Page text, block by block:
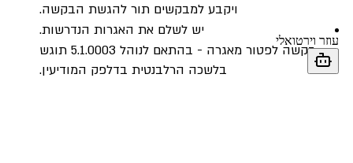
ויקבע למבקשים תור להגשת הבקשה.
יש לשלם את האגרות הנדרשות.
בקשה לפטור מאגרה - בהתאם לנוהל 5.1.0003 תוגש
בלשכה הרלבנטית בדלפק המודיעין.